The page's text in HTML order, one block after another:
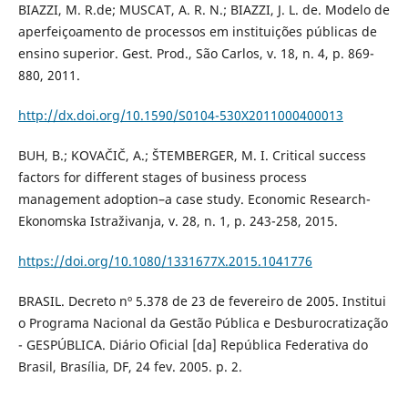
BIAZZI, M. R.de; MUSCAT, A. R. N.; BIAZZI, J. L. de. Modelo de
aperfeiçoamento de processos em instituições públicas de
ensino superior. Gest. Prod., São Carlos, v. 18, n. 4, p. 869-
880, 2011.
http://dx.doi.org/10.1590/S0104-530X2011000400013
BUH, B.; KOVAČIČ, A.; ŠTEMBERGER, M. I. Critical success
factors for different stages of business process
management adoption–a case study. Economic Research-
Ekonomska Istraživanja, v. 28, n. 1, p. 243-258, 2015.
https://doi.org/10.1080/1331677X.2015.1041776
BRASIL. Decreto nº 5.378 de 23 de fevereiro de 2005. Institui
o Programa Nacional da Gestão Pública e Desburocratização
- GESPÚBLICA. Diário Oficial [da] República Federativa do
Brasil, Brasília, DF, 24 fev. 2005. p. 2.